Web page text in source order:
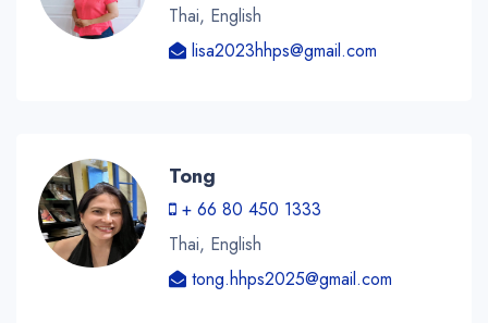
Thai, English
lisa2023hhps@gmail.com
Tong
+ 66 80 450 1333
Thai, English
tong.hhps2025@gmail.com